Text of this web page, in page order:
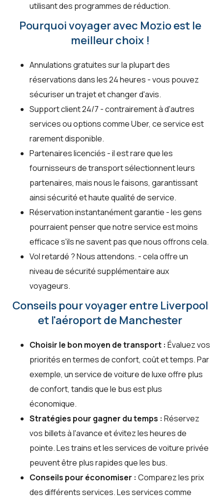
utilisant des programmes de réduction.
Pourquoi voyager avec Mozio est le
meilleur choix !
Annulations gratuites sur la plupart des
réservations dans les 24 heures - vous pouvez
sécuriser un trajet et changer d'avis.
Support client 24/7 - contrairement à d'autres
services ou options comme Uber, ce service est
rarement disponible.
Partenaires licenciés - il est rare que les
fournisseurs de transport sélectionnent leurs
partenaires, mais nous le faisons, garantissant
ainsi sécurité et haute qualité de service.
Réservation instantanément garantie - les gens
pourraient penser que notre service est moins
efficace s'ils ne savent pas que nous offrons cela.
Vol retardé ? Nous attendons. - cela offre un
niveau de sécurité supplémentaire aux
voyageurs.
Conseils pour voyager entre Liverpool
et l'aéroport de Manchester
Choisir le bon moyen de transport : Évaluez vos
priorités en termes de confort, coût et temps. Par
exemple, un service de voiture de luxe offre plus
de confort, tandis que le bus est plus
économique.
Stratégies pour gagner du temps : Réservez
vos billets à l'avance et évitez les heures de
pointe. Les trains et les services de voiture privée
peuvent être plus rapides que les bus.
Conseils pour économiser : Comparez les prix
des différents services. Les services comme